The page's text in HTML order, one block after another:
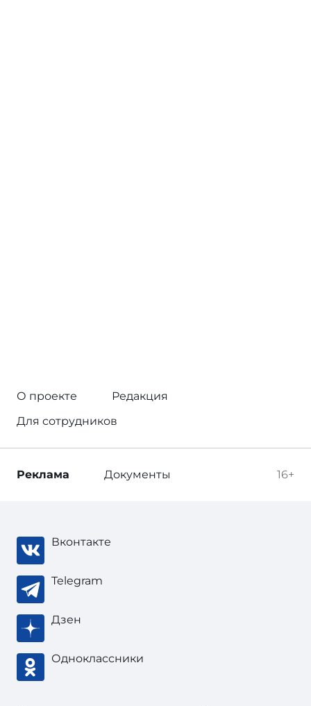
О проекте
Редакция
Для сотрудников
16+
Реклама Документы
Вконтакте
Telegram
Дзен
Одноклассники